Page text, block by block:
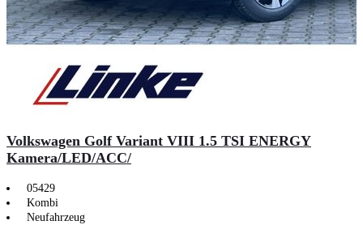
Volkswagen Golf Variant VIII 1.5 TSI ENERGY
Kamera/LED/ACC/
05429
Kombi
Neufahrzeug